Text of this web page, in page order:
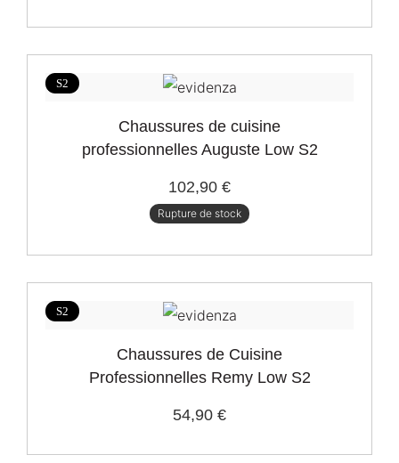
S2
Chaussures de cuisine
professionnelles Auguste Low S2
102,90 €
Rupture de stock
S2
Chaussures de Cuisine
Professionnelles Remy Low S2
54,90 €